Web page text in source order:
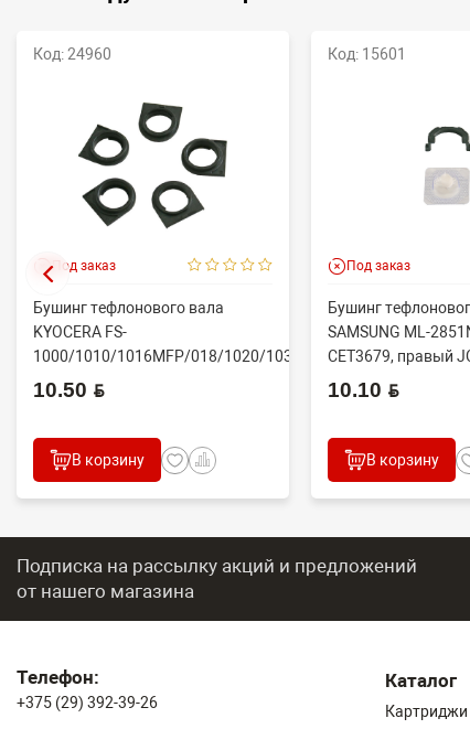
Код: 24960
Под заказ
Бушинг тефлонового вала
KYOCERA FS-
1000/1010/1016MFP/018/1020/1030D
(CET), CET4313B, ...
10.50 BYN
В корзину
Код: 15601
Под заказ
Бушинг
SAMSUNG ML-
CET3679, правый
10.10 BYN
В корзину
Подписка на рассылку акций и предложений
от нашего магазина
Телефон:
+375 (29) 392-39-26
Каталог